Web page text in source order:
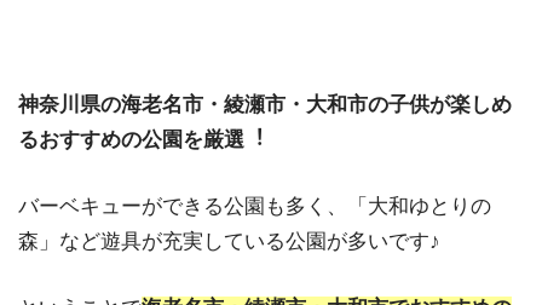
神奈川県の海老名市・綾瀬市・大和市の子供が楽しめ
るおすすめの公園を厳選︕
バーベキューができる公園も多く、「大和ゆとりの
森」など遊具が充実している公園が多いです♪